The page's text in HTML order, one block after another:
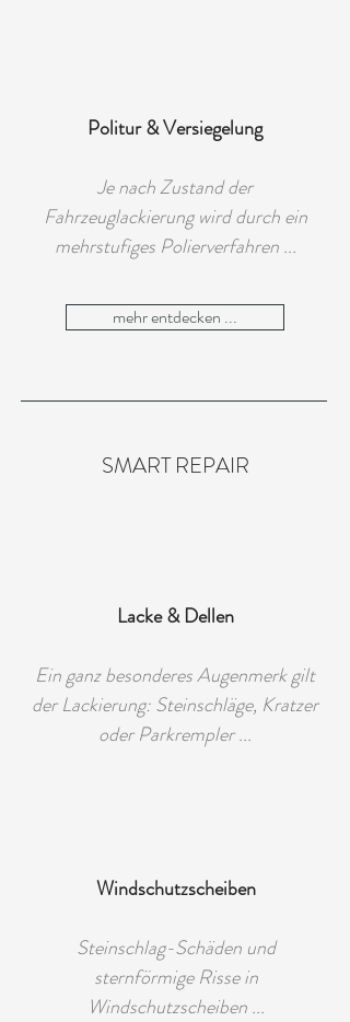
Politur & Versiegelung
Je nach Zustand der
Fahrzeuglackierung wird durch ein
mehrstufiges Polierverfahren ...
mehr entdecken ...
SMART REPAIR
Lacke & Dellen
Ein ganz besonderes Augenmerk gilt
der Lackierung: Steinschläge, Kratzer
oder Parkrempler ...
Windschutzscheiben
Steinschlag-Schäden und
sternförmige Risse in
Windschutzscheiben ...